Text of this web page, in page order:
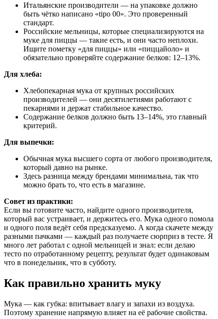
Итальянские производители — на упаковке должно
быть чётко написано «tipo 00». Это проверенный
стандарт.
Российские мельницы, которые специализируются на
муке для пиццы — такие есть, и они часто неплохи.
Ищите пометку «для пиццы» или «пиццайоло» и
обязательно проверяйте содержание белков: 12–13%.
Для хлеба:
Хлебопекарная мука от крупных российских
производителей — они десятилетиями работают с
пекарнями и держат стабильное качество.
Содержание белков должно быть 13–14%, это главный
критерий.
Для выпечки:
Обычная мука высшего сорта от любого производителя,
который давно на рынке.
Здесь разница между брендами минимальна, так что
можно брать то, что есть в магазине.
Совет из практики:
Если вы готовите часто, найдите одного производителя,
который вас устраивает, и держитесь его. Мука одного помола
и одного поля ведёт себя предсказуемо. А когда скачете между
разными пачками — каждый раз получаете сюрприз в тесте. Я
много лет работал с одной мельницей и знал: если делаю
тесто по отработанному рецепту, результат будет одинаковым
что в понедельник, что в субботу.
Как правильно хранить муку
Мука — как губка: впитывает влагу и запахи из воздуха.
Поэтому хранение напрямую влияет на её рабочие свойства.